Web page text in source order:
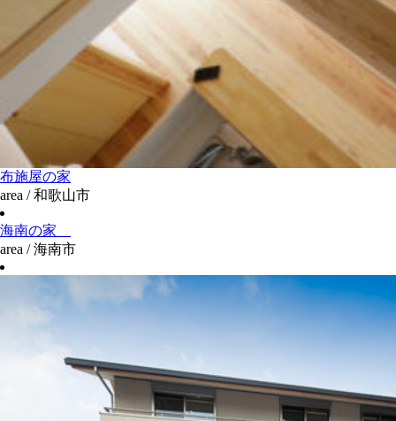
布施屋の家
area / 和歌山市
海南の家
area / 海南市